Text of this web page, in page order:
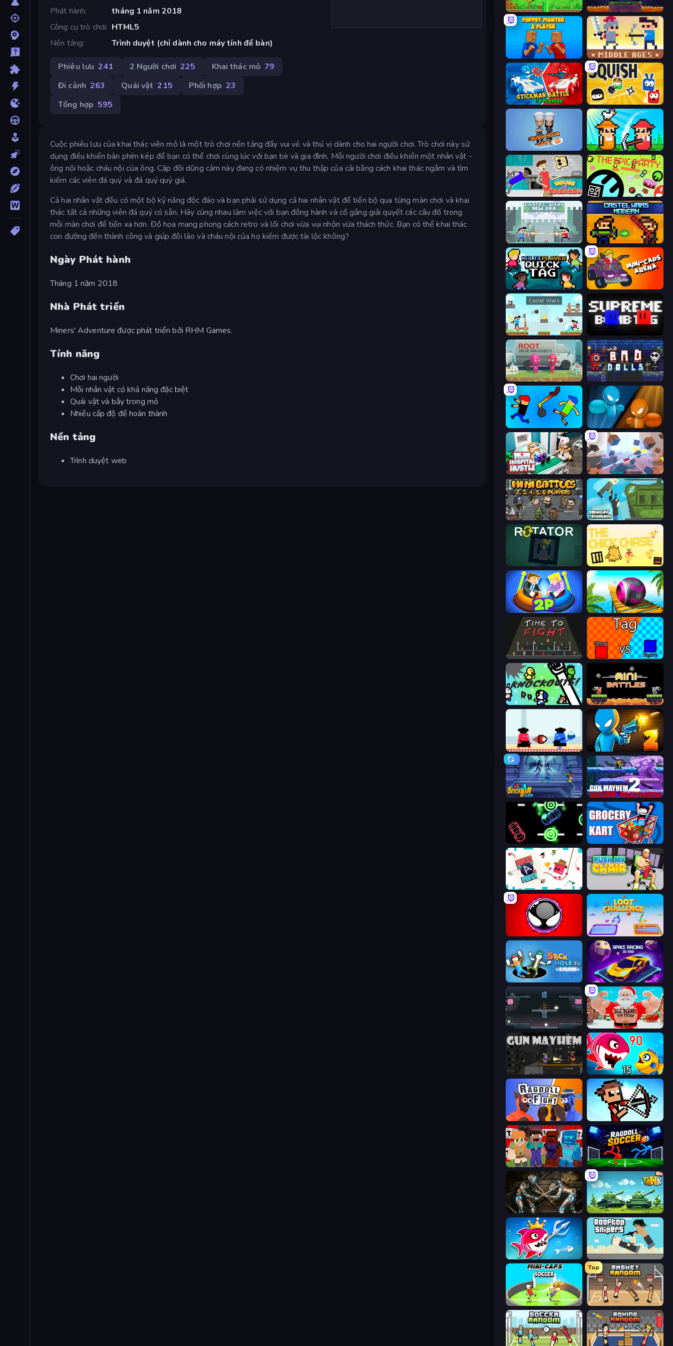
Phát hành
tháng 1 năm 2018
Công cụ trò chơi HTML5
Nền tảng
Trình duyệt (chỉ dành cho máy tính để bàn)
Phiêu lưu 241 2 Người chơi 225 Khai thác mỏ 79
Đi cảnh 263 Quái vật 215 Phối hợp 23
Tổng hợp 595
Cuộc phiêu lưu của khai thác viên mỏ là một trò chơi nền tảng đầy vui vẻ và thú vị dành cho hai người chơi. Trò chơi này sử
dụng điều khiển bàn phím kép để bạn có thể chơi cùng lúc với bạn bè và gia đình. Mỗi người chơi điều khiển một nhân vật -
ông nội hoặc cháu nội của ông. Cặp đôi dũng cảm này đang có nhiệm vụ thu thập của cải bằng cách khai thác ngầm và tìm
kiếm các viên đá quý và đá quý quý giá.
Cả hai nhân vật đều có một bộ kỹ năng độc đáo và bạn phải sử dụng cả hai nhân vật để tiến bộ qua từng màn chơi và khai
thác tất cả những viên đá quý có sẵn. Hãy cùng nhau làm việc với bạn đồng hành và cố gắng giải quyết các câu đố trong
mỗi màn chơi để tiến xa hơn. Đồ họa mang phong cách retro và lối chơi vừa vui nhộn vừa thách thức. Bạn có thể khai thác
con đường đến thành công và giúp đôi lão và cháu nội của họ kiếm được tài lộc không?
Ngày Phát hành
Tháng 1 năm 2018
Nhà Phát triển
Miners' Adventure được phát triển bởi RHM Games.
Tính năng
Chơi hai người
Mỗi nhân vật có khả năng đặc biệt
Quái vật và bẫy trong mỏ
Nhiều cấp độ để hoàn thành
Nền tảng
Trình duyệt web
Super Robo - Adventure Duo
Puppet Fighter 2 Player Castle Wars: Middle Ages
Stickman battle 1-4 Players Squish
Rush Hour Cafe Farmer Challenge Party
House of Hazards The Epic Party
Castle Wars: New Era Castle Wars: Modern
Multiplayer Quick Tag Mini-Caps: Arena
Castle Wars
Root Vegetables & Co Bad Dolls
Mini-Caps: Bombs Drunken Boxing
Hospital Hustle Cubic Rush
MiniBattles Getaway Shootout
Rotator The Chick Chase
Ragdoll Arena 2 Player Rolling Balls Sea Race
Time to Fight 2 Player Tag
KNOCKOUTS! 12 MiniBattles
Clash of Cakes Drunken Duel 2
Stickman Clash Gun Mayhem 2
Glowit - Two Players Grocery Kart
Press A to Party Push My Chair
Splatmans Loot Challenge
Stickhole.io Space Racing 3D: Void
Arena Idle Planet: Gym Tycoon
Gun Mayhem Fish Eat Getting Big
Ragdoll Fight Stick Archers Battle
TNTcraft Ragdoll Soccer 2 Players
Striker Dummies Tank Wars
Fish Stab Getting Big Rooftop Snipers
Mini-Caps: Soccer
Top
Basket Random